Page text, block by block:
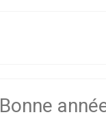
Bonne